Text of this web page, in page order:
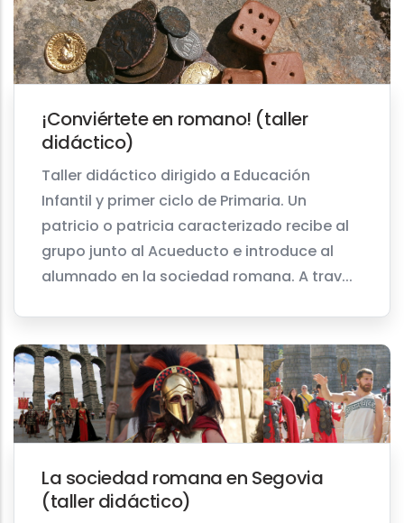
¡Conviértete en romano! (taller
didáctico)
Taller didáctico dirigido a Educación
Infantil y primer ciclo de Primaria. Un
patricio o patricia caracterizado recibe al
grupo junto al Acueducto e introduce al
alumnado en la sociedad romana. A trav...
La sociedad romana en Segovia
(taller didáctico)